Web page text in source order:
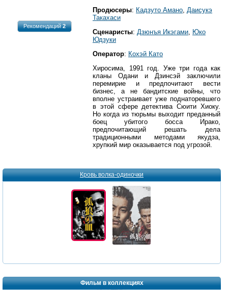
Рекомендаций2
Продюсеры: Кадзуто Амано Даисукэ
Такахаси
Сценаристы: Дзюнъя Икэгами
Юко
Юдзуки
Оператор: Кохэй Като
Хиросима, 1991 год. Уже три года как
кланы Одани и Дзинсэй заключили
перемирие и предпочитают вести
бизнес, а не бандитские войны, что
вполне устраивает уже поднаторевшего
в этой сфере детектива Сюити Хиоку.
Но когда из тюрьмы выходит преданный
боец убитого босса Ирако,
предпочитающий решать дела
традиционными методами якудза,
хрупкий мир оказывается под угрозой.
Кровь волка-одиночки
Фильм в коллекциях